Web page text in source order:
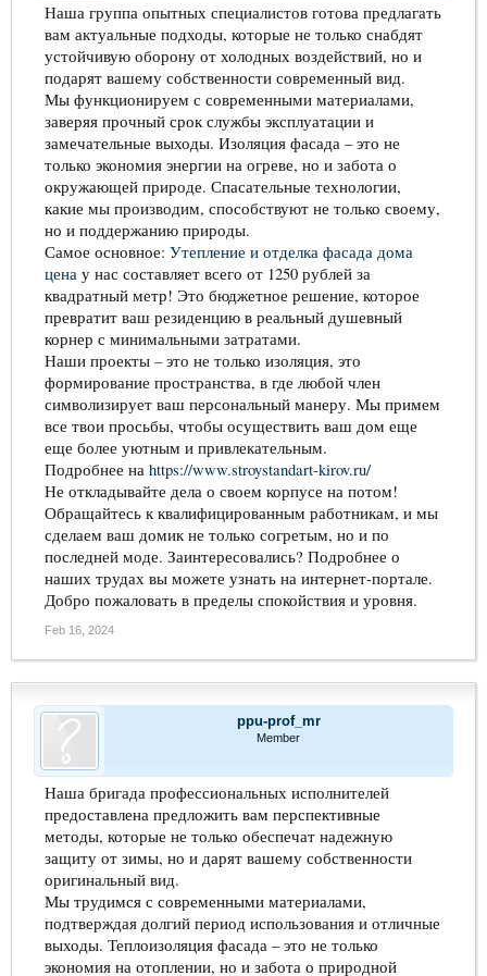
Наша группа опытных специалистов готова предлагать
вам актуальные подходы, которые не только снабдят
устойчивую оборону от холодных воздействий, но и
подарят вашему собственности современный вид.
Мы функционируем с современными материалами,
заверяя прочный срок службы эксплуатации и
замечательные выходы. Изоляция фасада – это не
только экономия энергии на огреве, но и забота о
окружающей природе. Спасательные технологии,
какие мы производим, способствуют не только своему,
но и поддержанию природы.
Самое основное: Утепление и отделка фасада дома
цена у нас составляет всего от 1250 рублей за
квадратный метр! Это бюджетное решение, которое
превратит ваш резиденцию в реальный душевный
корнер с минимальными затратами.
Наши проекты – это не только изоляция, это
формирование пространства, в где любой член
символизирует ваш персональный манеру. Мы примем
все твои просьбы, чтобы осуществить ваш дом еще
еще более уютным и привлекательным.
Подробнее на https://www.stroystandart-kirov.ru/
Не откладывайте дела о своем корпусе на потом!
Обращайтесь к квалифицированным работникам, и мы
сделаем ваш домик не только согретым, но и по
последней моде. Заинтересовались? Подробнее о
наших трудах вы можете узнать на интернет-портале.
Добро пожаловать в пределы спокойствия и уровня.
Feb 16, 2024
ppu-prof_mr
Member
Наша бригада профессиональных исполнителей
предоставлена предложить вам перспективные
методы, которые не только обеспечат надежную
защиту от зимы, но и дарят вашему собственности
оригинальный вид.
Мы трудимся с современными материалами,
подтверждая долгий период использования и отличные
выходы. Теплоизоляция фасада – это не только
экономия на отоплении, но и забота о природной